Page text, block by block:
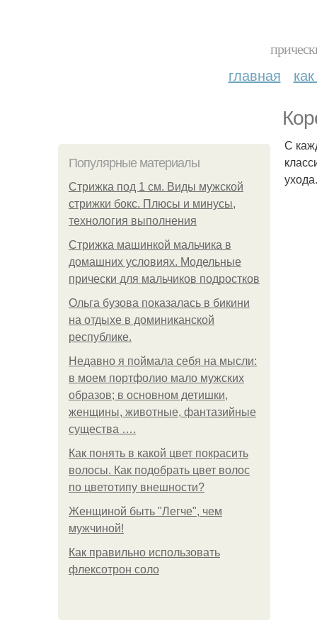
главная
Популярные материалы
Стрижка под 1 см. Виды мужской
стрижки бокс. Плюсы и минусы,
технология выполнения
Стрижка машинкой мальчика в
домашних условиях. Модельные
прически для мальчиков подростков
Ольга бузова показалась в бикини
на отдыхе в доминиканской
республике.
Недавно я поймала себя на мысли:
в моем портфолио мало мужских
образов; в основном детишки,
женщины, животные, фантазийные
существа ….
Как понять в какой цвет покрасить
волосы. Как подобрать цвет волос
по цветотипу внешности?
Женщиной быть "Легче", чем
мужчиной!
Как правильно использовать
флексотрон соло
С